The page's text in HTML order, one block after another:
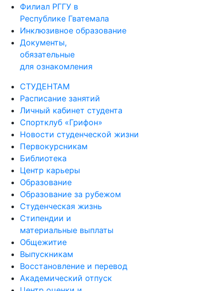
Филиал РГГУ в
Республике Гватемала
Инклюзивное образование
Документы,
обязательные
для ознакомления
СТУДЕНТАМ
Расписание занятий
Личный кабинет студента
Спортклуб «Грифон»
Новости студенческой жизни
Первокурсникам
Библиотека
Центр карьеры
Образование
Образование за рубежом
Студенческая жизнь
Стипендии и
материальные выплаты
Общежитие
Выпускникам
Восстановление и перевод
Академический отпуск